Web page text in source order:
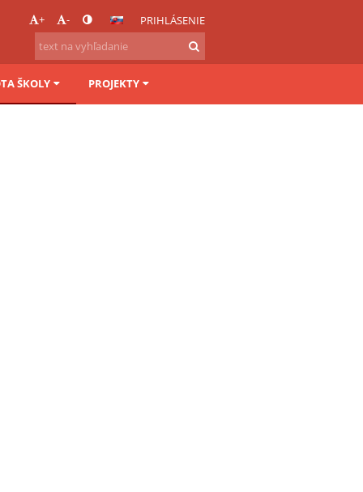
+ - PRIHLÁSENIE
ŠKOLY PROJEKTY